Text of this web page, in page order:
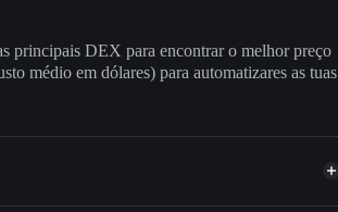
principais DEX para encontrar o melhor preço
médio em dólares) para automatizares as tuas